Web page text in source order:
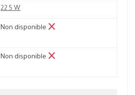
22.5 W
Non disponible
Non disponible